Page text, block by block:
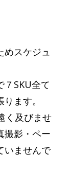
めスケジュ
７SKU全て
ます。
く及びませ
撮影・ペー
いませんで